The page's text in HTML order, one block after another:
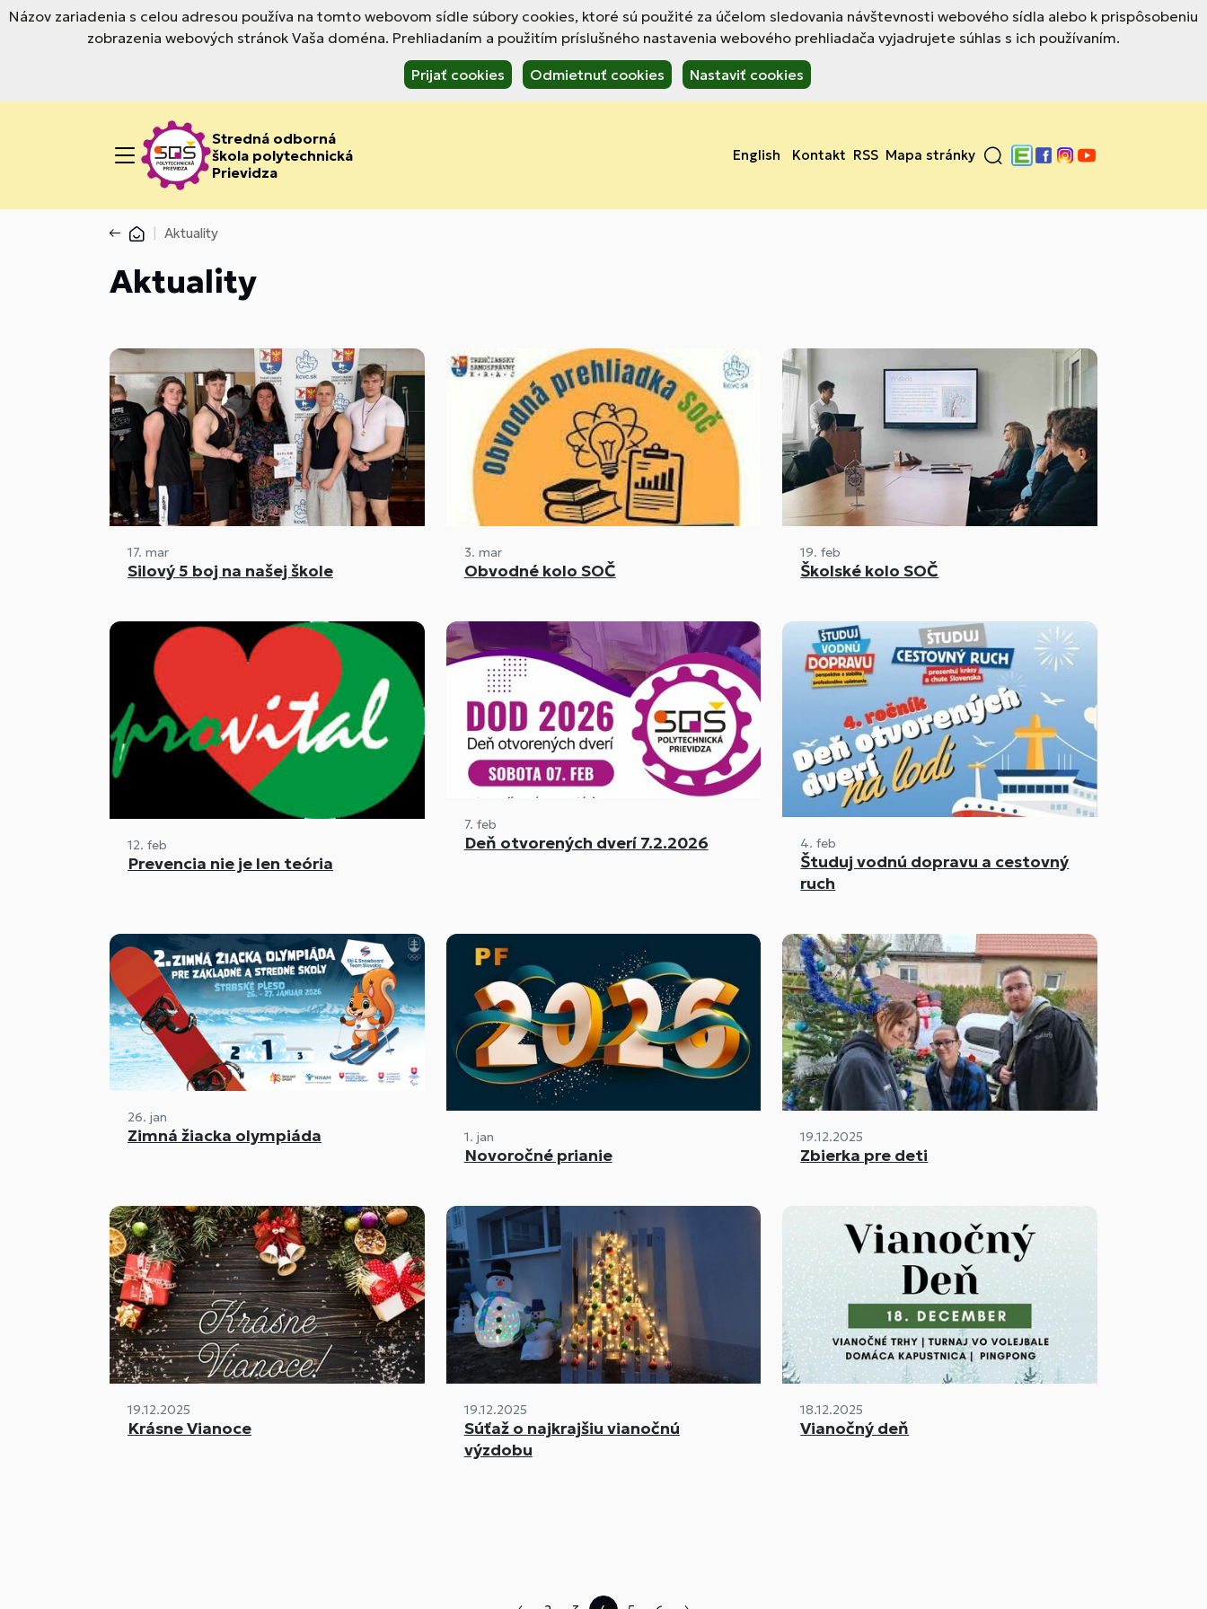
Názov zariadenia s celou adresou používa na tomto webovom sídle súbory cookies, ktoré sú použité za účelom sledovania návštevnosti webového sídla alebo k prispôsobeniu
zobrazenia webových stránok Vaša doména. Prehliadaním a použitím príslušného nastavenia webového prehliadača vyjadrujete súhlas s ich používaním.
Prijať cookies Odmietnuť cookies Nastaviť cookies
Stredná odborná
škola polytechnická
Prievidza
English Kontakt RSS Mapa stránky
Edupage
Facebook
Instagram
YouTube
Aktuality
Aktuality
17. mar
Silový 5 boj na našej škole
3. mar
Obvodné kolo SOČ
19. feb
Školské kolo SOČ
12. feb
Prevencia nie je len teória
7. feb
Deň otvorených dverí 7.2.2026 4. feb
Študuj vodnú dopravu a cestovný
ruch
26. jan
Zimná žiacka olympiáda 1. jan
Novoročné prianie
19.12.2025
Zbierka pre deti
19.12.2025
Krásne Vianoce
19.12.2025
Súťaž o najkrajšiu vianočnú
výzdobu
18.12.2025
Vianočný deň